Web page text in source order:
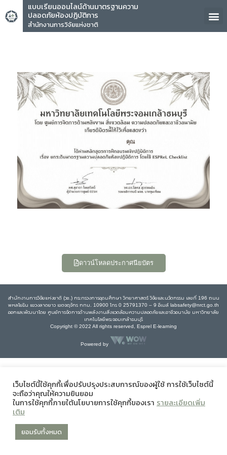
แบบเรียนออนไลน์ด้านมาตรฐานความ
ปลอดภัยห้องปฏิบัติการ
สำนักงานการวิจัยแห่งชาติ
คุณ
ดาวน์โหลดประกาศนียบัตร
สำนักงานการวิจัยแห่งชาติ (วช.) กระทรวงการอุดมศึกษา วิทยาศาสตร์ วิจัยและนวัตกรรม เลขที่ 196 ถนน
พหลโยธิน แขวงลาดยาว เขตจตุจักร กทม. 10900 โทร 0 25791370 – 9 อีเมล์ labsafety@nrct.go.th
ออกและพัฒนาโดย ศูนย์การจัดการด้านพลังงานสิ่งแวดล้อมความปลอดภัยและอาชีวอนามัย มหาวิทยาลัย
เทคโนโลยีพระจอมเกล้าธนบุรี
Copyright © 2022 All rights reserved, Esprel E-learning
Powered by
เว็บไซต์นี้ใช้คุกกี้เพื่อปรับปรุงประสบการณ์ของผู้ใช้ การใช้เว็บไซต์นี้
จะถือว่าคุณให้ความยินยอม
ในการใช้คุกกี้ภายใต้นโยบายการใช้คุกกี้ของเรา รายละเอียดเพิ่ม
เติม
ยอมรับทั้งหมด